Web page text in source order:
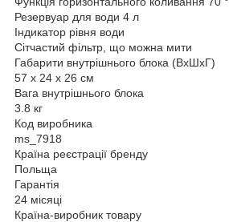
Резервуар для води 4 л
Індикатор рівня води
Сітчастий фільтр, що можна мити
Габарити внутрішнього блока (ВхШхГ)
57 x 24 x 26 см
Вага внутрішнього блока
3.8 кг
Код виробника
ms_7918
Країна реєстрації бренду
Польща
Гарантія
24 місяці
Країна-виробник товару